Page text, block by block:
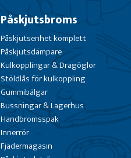
Påskjutsbroms
Påskjutsenhet komplett
Påskjutsdämpare
Kulkopplingar & Dragöglor
Stöldlås för kulkoppling
Gummibälgar
Bussningar & Lagerhus
Handbromsspak
Innerrör
Fjädermagasin